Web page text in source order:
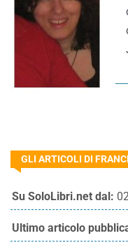
GLI ARTICOLI DI
Su SoloLibri.net dal:
Ultimo articolo